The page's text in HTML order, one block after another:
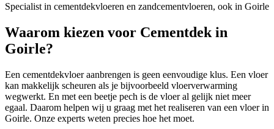
Specialist in cementdekvloeren en zandcementvloeren, ook in Goirle
Waarom kiezen voor Cementdek in
Goirle?
Een cementdekvloer aanbrengen is geen eenvoudige klus. Een vloer
kan makkelijk scheuren als je bijvoorbeeld vloerverwarming
wegwerkt. En met een beetje pech is de vloer al gelijk niet meer
egaal. Daarom helpen wij u graag met het realiseren van een vloer in
Goirle. Onze experts weten precies hoe het moet.